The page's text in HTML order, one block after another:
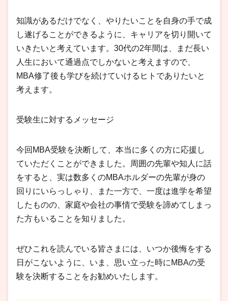
知識があるだけでなく、やりたいことを自身の手で成
し遂げることができるように、キャリアを切り開いて
いきたいと考えています。30代の2年間は、まだ長い
人生において通過点でしかないと考えますので、
MBA修了後も学びを続けていけるヒトでありたいと
考えます。
受験生に対するメッセージ
今回MBA受験を決断して、本当に多くの方に応援し
ていただくことができました。周囲の先輩や知人に話
をすると、実は数多くのMBAホルダーの先輩が身の
回りにいらっしゃり、また一方で、一度は進学を希望
したものの、家庭や会社の事情で受験を諦めてしまっ
た方もいることを知りました。
ぜひこれを読んでいる皆さまには、いつか後悔をする
日がこないように、いま、思い立った時にMBAの受
験を決断することをお勧めいたします。